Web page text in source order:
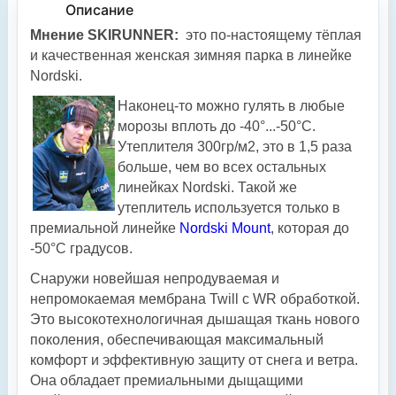
Описание
Мнение SKIRUNNER: это по-настоящему тёплая
и качественная женская зимняя парка в линейке
Nordski.
Наконец-то можно гулять в любые
морозы вплоть до -40°...-50°С.
Утеплителя 300гр/м2, это в 1,5 раза
больше, чем во всех остальных
линейках Nordski. Такой же
утеплитель используется только в
премиальной линейке Nordski Mount, которая до
-50°С градусов.
Снаружи новейшая непродуваемая и
непромокаемая мембрана Twill с WR обработкой.
Это высокотехнологичная дышащая ткань нового
поколения, обеспечивающая максимальный
комфорт и эффективную защиту от снега и ветра.
Она обладает премиальными дыщащими